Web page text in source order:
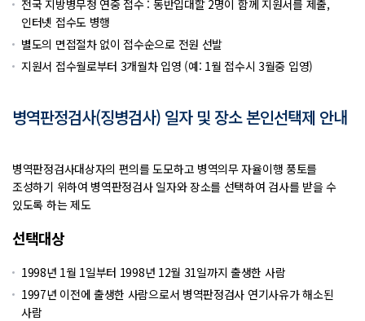
전국 지방병무청 연중 접수 : 동반입대할 2명이 함께 지원서를 제출,
인터넷 접수도 병행
별도의 면접절차 없이 접수순으로 전원 선발
지원서 접수월로부터 3개월차 입영 (예: 1월 접수시 3월중 입영)
병역판정검사(징병검사) 일자 및 장소 본인선택제 안내
병역판정검사대상자의 편의를 도모하고 병역의무 자율이행 풍토를
조성하기 위하여 병역판정검사 일자와 장소를 선택하여 검사를 받을 수
있도록 하는 제도
선택대상
1998년 1월 1일부터 1998년 12월 31일까지 출생한 사람
1997년 이전에 출생한 사람으로서 병역판정검사 연기사유가 해소된
사람